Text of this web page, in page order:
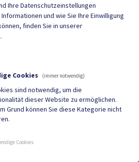
– 12:00 Uhr, 13:00 Uhr - 16:00 Uhr
Neuigkeiten
Ihre Datenschutzeinstellungen
und wie Sie Ihre Einwilligung
finden Sie in unserer
.
Cookies (immer notwendig)
sind notwendig, um die
dieser Website zu ermöglichen.
Grund können Sie diese Kategorie nicht
Cookies